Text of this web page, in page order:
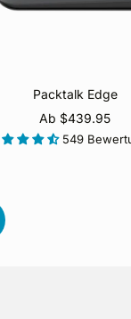
Packtalk Edge
Angebotspreis
Ab $439.95
549